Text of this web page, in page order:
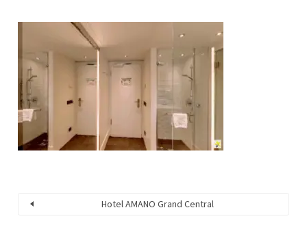
Hotel AMANO Grand Central